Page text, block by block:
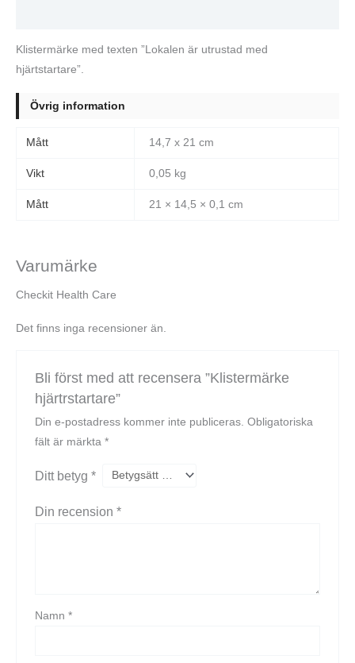
Klistermärke med texten ”Lokalen är utrustad med
hjärtstartare”.
Övrig information
Mått 14,7 x 21 cm
Vikt 0,05 kg
Mått 21 × 14,5 × 0,1 cm
Varumärke
Checkit Health Care
Det finns inga recensioner än.
Bli först med att recensera ”Klistermärke
hjärtrstartare”
Din e-postadress kommer inte publiceras. Obligatoriska
fält är märkta *
Ditt betyg *
Din recension *
Namn *